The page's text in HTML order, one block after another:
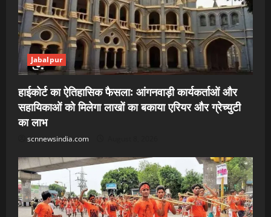
Jabalpur
हाईकोर्ट का ऐतिहासिक फैसला: आंगनवाड़ी कार्यकर्ताओं और
सहायिकाओं को मिलेगा लाखों का बकाया एरियर और ग्रेच्युटी
का लाभ
scnnewsindia.com